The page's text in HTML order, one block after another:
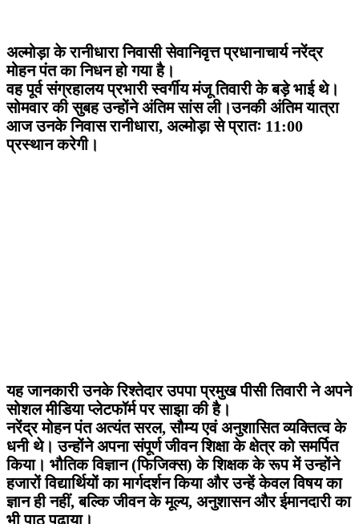
अल्मोड़ा के रानीधारा निवासी सेवानिवृत्त प्रधानाचार्य नरेंद्र
मोहन पंत का निधन हो गया है।
वह पूर्व संग्रहालय प्रभारी स्वर्गीय मंजू तिवारी के बड़े भाई थे।
सोमवार की सुबह उन्होंने अंतिम सांस ली।उनकी अंतिम यात्रा
आज उनके निवास रानीधारा, अल्मोड़ा से प्रातः 11:00
प्रस्थान करेगी।
यह जानकारी उनके रिश्तेदार उपपा प्रमुख पीसी तिवारी ने अपने
सोशल मीडिया प्लेटफॉर्म पर साझा की है।
नरेंद्र मोहन पंत अत्यंत सरल, सौम्य एवं अनुशासित व्यक्तित्व के
धनी थे। उन्होंने अपना संपूर्ण जीवन शिक्षा के क्षेत्र को समर्पित
किया। भौतिक विज्ञान (फिजिक्स) के शिक्षक के रूप में उन्होंने
हजारों विद्यार्थियों का मार्गदर्शन किया और उन्हें केवल विषय का
ज्ञान ही नहीं, बल्कि जीवन के मूल्य, अनुशासन और ईमानदारी का
भी पाठ पढ़ाया।